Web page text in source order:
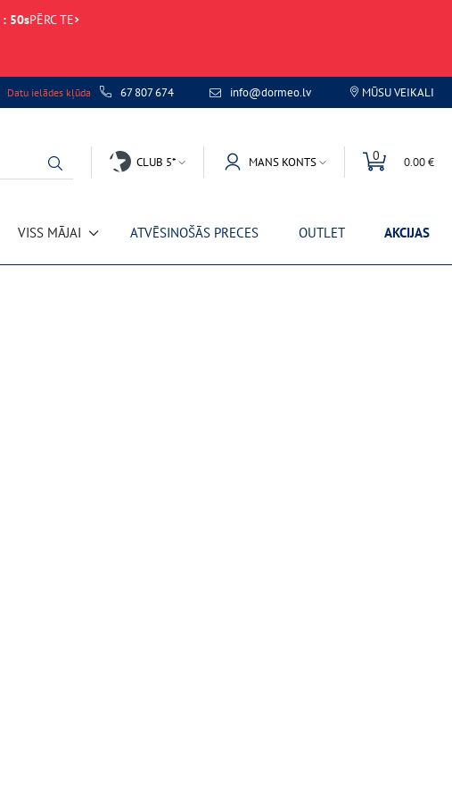
: 50sPĒRC TE
Datu ielādes kļūda 67 807 674 info@dormeo.lv MŪSU VEIKALI
CLUB 5* MANS KONTS 0 0.00 €
VISS MĀJAI ATVĒSINOŠĀS PRECES OUTLET AKCIJAS